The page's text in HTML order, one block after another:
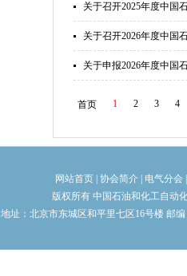
关于召开2025年度中国
关于召开2026年度中国
关于申报2026年度中国
首页 1 2 3 4
网站首页 协会简介 电气分会
版权所有 中国石油和化工自动
地址：北京市东城区和平里七区16号楼 邮编